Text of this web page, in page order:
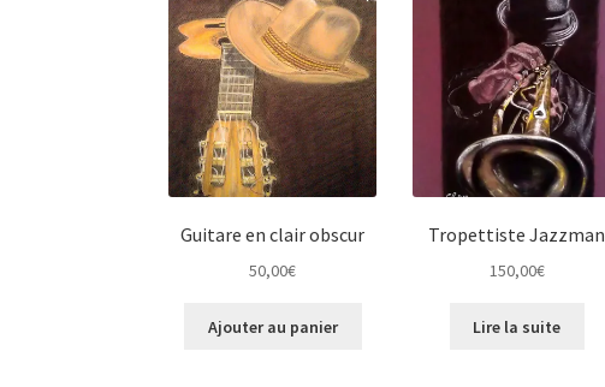
Guitare en clair obscur
50,00€
Ajouter au panier
Tropettiste Jazzman
150,00€
Lire la suite